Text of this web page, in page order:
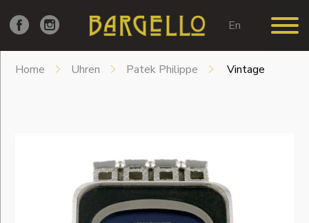
En
Home Uhren Patek Philippe Vintage